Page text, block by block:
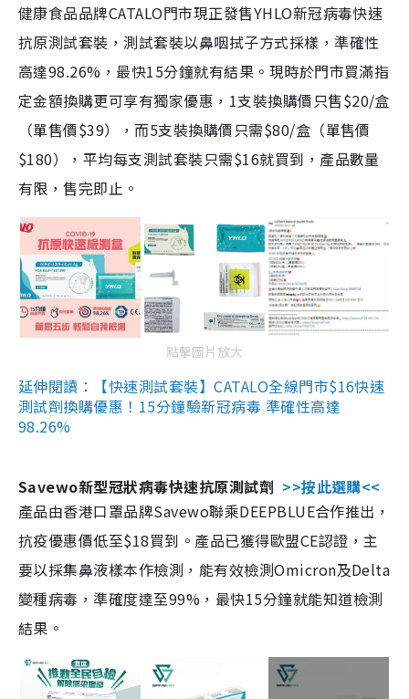
健康食品品牌CATALO門市現正發售YHLO新冠病毒快速
抗原測試套裝，測試套裝以鼻咽拭子方式採樣，準確性
高達98.26%，最快15分鐘就有結果。現時於門市買滿指
定金額換購更可享有獨家優惠，1支裝換購價只售$20/盒
（單售價$39），而5支裝換購價只需$80/盒（單售價
$180），平均每支測試套裝只需$16就買到，產品數量
有限，售完即止。
點擊圖片放大
延伸閱讀：【快速測試套裝】CATALO全線門市$16快速
測試劑換購優惠！15分鐘驗新冠病毒 準確性高達
98.26%
Savewo新型冠狀病毒快速抗原測試劑 >>按此選購<<
產品由香港口罩品牌Savewo聯乘DEEPBLUE合作推出，
抗疫優惠價低至$18買到。產品已獲得歐盟CE認證，主
要以採集鼻液樣本作檢測，能有效檢測Omicron及Delta
變種病毒，準確度達至99%，最快15分鐘就能知道檢測
結果。